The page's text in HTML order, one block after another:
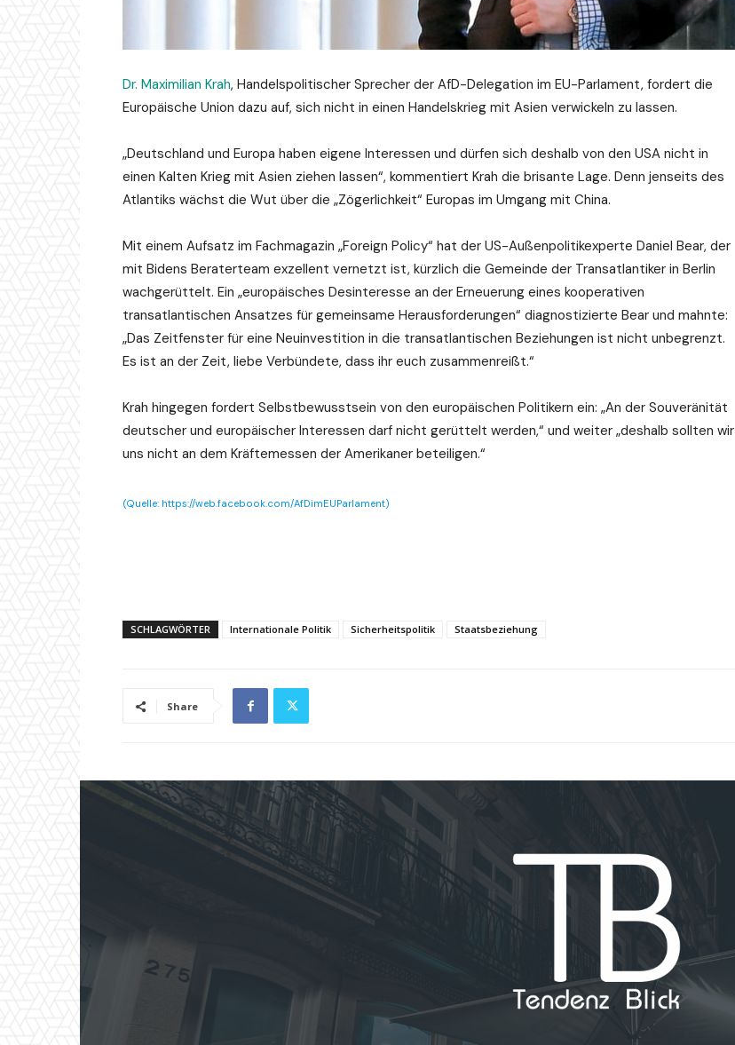
Dr. Maximilian Krah, Handelspolitischer Sprecher der AfD-Delegation im EU-Parlament, fordert die
Europäische Union dazu auf, sich nicht in einen Handelskrieg mit Asien verwickeln zu lassen.
„Deutschland und Europa haben eigene Interessen und dürfen sich deshalb von den USA nicht in
einen Kalten Krieg mit Asien ziehen lassen“, kommentiert Krah die brisante Lage. Denn jenseits des
Atlantiks wächst die Wut über die „Zögerlichkeit“ Europas im Umgang mit China.
Mit einem Aufsatz im Fachmagazin „Foreign Policy“ hat der US-Außenpolitikexperte Daniel Bear, der
mit Bidens Beraterteam exzellent vernetzt ist, kürzlich die Gemeinde der Transatlantiker in Berlin
wachgerüttelt. Ein „europäisches Desinteresse an der Erneuerung eines kooperativen
transatlantischen Ansatzes für gemeinsame Herausforderungen“ diagnostizierte Bear und mahnte:
„Das Zeitfenster für eine Neuinvestition in die transatlantischen Beziehungen ist nicht unbegrenzt.
Es ist an der Zeit, liebe Verbündete, dass ihr euch zusammenreißt.“
Krah hingegen fordert Selbstbewusstsein von den europäischen Politikern ein: „An der Souveränität
deutscher und europäischer Interessen darf nicht gerüttelt werden,“ und weiter „deshalb sollten wir
uns nicht an dem Kräftemessen der Amerikaner beteiligen.“
(Quelle: https://web.facebook.com/AfDimEUParlament)
SCHLAGWÖRTER Internationale Politik Sicherheitspolitik Staatsbeziehung
Share